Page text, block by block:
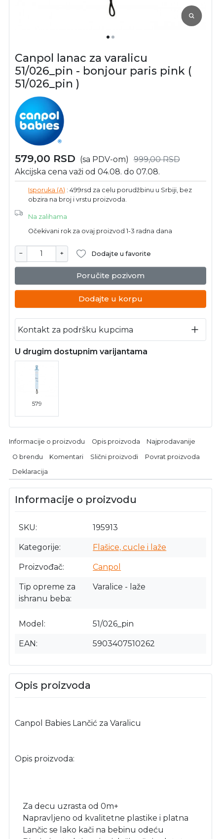
Canpol lanac za varalicu
51/026_pin - bonjour paris pink (
51/026_pin )
579,00 RSD (sa PDV-om) 999,00RSD
Akcijska cena važi od 04.08. do 07.08.
Isporuka (A) : 499rsd za celu porudžbinu u Srbiji, bez
obzira na broj i vrstu proizvoda.
Na zalihama
Očekivani rok za ovaj proizvod 1-3 radna dana
− + Dodajte u favorite
Poručite pozivom
Dodajte u korpu
Kontakt za podršku kupcima
U drugim dostupnim varijantama
579
Informacije o proizvodu Opis proizvoda Najprodavanije
O brendu Komentari Slični proizvodi Povrat proizvoda
Deklaracija
Informacije o proizvodu
SKU 195913
Kategorije Flašice, cucle i laže
Proizvođač Canpol
Tip opreme za
ishranu beba
Varalice - laže
Model 51/026_pin
EAN 5903407510262
Opis proizvoda
Canpol Babies Lančić za Varalicu
Opis proizvoda:
Za decu uzrasta od 0m+
Napravljeno od kvalitetne plastike i platna
Lančic se lako kači na bebinu odeću